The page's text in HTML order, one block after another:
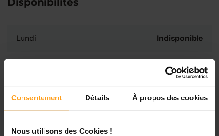
Consentement Détails À propos des cookies
Nous utilisons des Cookies !
Disponibilités
Lundi Indisponible
Disponible de 00:00 à 00:00
Mercredi Disponible de 00:00 à 00:30
Jeudi Disponible de 00:00 à 00:00